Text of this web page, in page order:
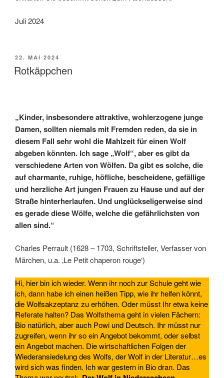
Juli 2024
VERÖFFENTLICHT
AM
22. MAI 2024
Rotkäppchen
„Kinder, insbesondere attraktive, wohlerzogene junge
Damen, sollten niemals mit Fremden reden, da sie in
diesem Fall sehr wohl die Mahlzeit für einen Wolf
abgeben könnten. Ich sage „Wolf“, aber es gibt da
verschiedene Arten von Wölfen. Da gibt es solche, die
auf charmante, ruhige, höfliche, bescheidene, gefällige
und herzliche Art jungen Frauen zu Hause und auf der
Straße hinterherlaufen. Und unglückseligerweise sind
es gerade diese Wölfe, welche die gefährlichsten von
allen sind.“
Charles Perrault (1628 – 1703, Schriftsteller, Verfasser von
Märchen, u.a. ‚Le Petit chaperon rouge‘)
Hi, hier bin ich wieder. Wenn ihr noch zur Schule geht wie
ich, dann habe ich einen heißen Tipp, wie ihr helfen könnt,
die Wolfsakzeptanz zu erhöhen. Oder müsst Ihr etwa keine
Referate halten? Das Wolfsthema geht in vielen Fächern:
Bio natürlich, aber auch Powi und Deutsch. Ihr müsst nur
zugreifen, wenn ihr so ein Angebot bekommt, oder selbst
ein Angebot machen. Die wirtschaftlichen Folgen der
Wiederansiedelung des Wolfs, der Wolf in der Literatur…es
wird sich was finden. Ich war gestern in Bio dran. Das